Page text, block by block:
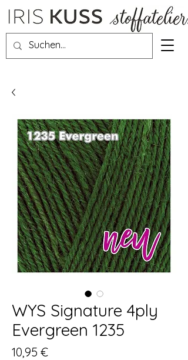
WYS Signature 4ply
Evergreen 1235
10,95 €Preis